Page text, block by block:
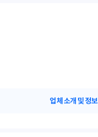
업체 소개 및 정보